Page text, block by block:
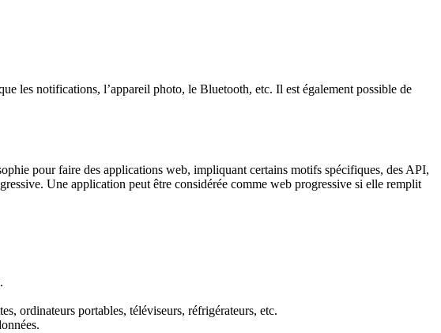
les notifications, l’appareil photo, le Bluetooth, etc. Il est également possible de
pour faire des applications web, impliquant certains motifs spécifiques, des API,
Une application peut être considérée comme web progressive si elle remplit
ordinateurs portables, téléviseurs, réfrigérateurs, etc.